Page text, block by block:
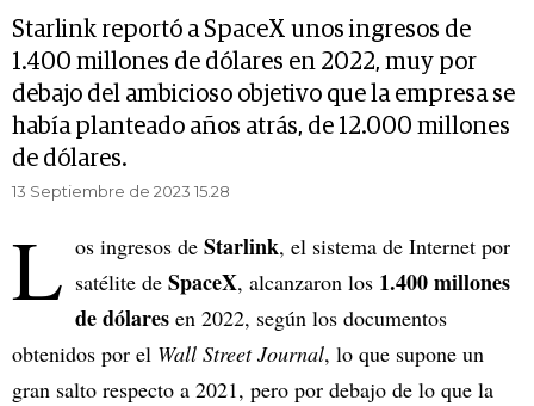
Starlink reportó a SpaceX unos ingresos de
1.400 millones de dólares en 2022, muy por
debajo del ambicioso objetivo que la empresa se
había planteado años atrás, de 12.000 millones
de dólares.
13 Septiembre de 2023 15.28
L os ingresos de Starlink, el sistema de Internet por
satélite de SpaceX, alcanzaron los 1.400 millones
de dólares en 2022, según los documentos
obtenidos por el Wall Street Journal, lo que supone un
gran salto respecto a 2021, pero por debajo de lo que la